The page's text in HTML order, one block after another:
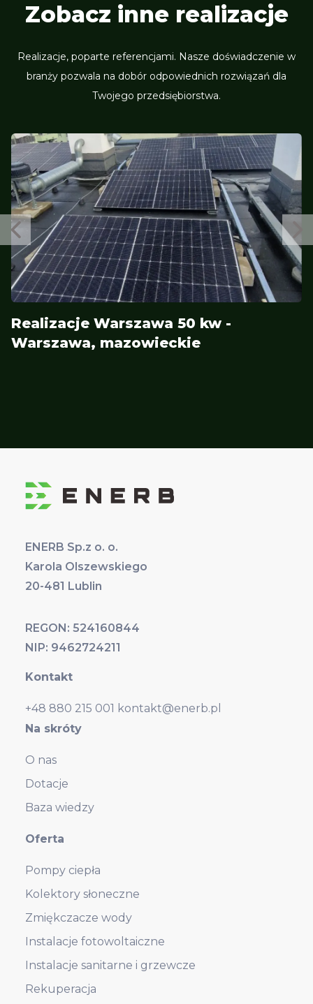
Zobacz inne realizacje
Realizacje, poparte referencjami. Nasze doświadczenie w
branży pozwala na dobór odpowiednich rozwiązań dla
Twojego przedsiębiorstwa.
Realizacje Warszawa 50 kw -
Warszawa, mazowieckie
ENERB Sp.z o. o.
Karola Olszewskiego
20-481 Lublin
REGON: 524160844
NIP: 9462724211
Kontakt
+48 880 215 001 kontakt@enerb.pl
Na skróty
O nas
Dotacje
Baza wiedzy
Oferta
Pompy ciepła
Kolektory słoneczne
Zmiękczacze wody
Instalacje fotowoltaiczne
Instalacje sanitarne i grzewcze
Rekuperacja